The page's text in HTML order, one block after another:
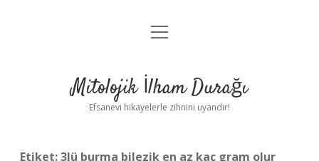
Anasayfa
Yasal Uyarı
menüyü
Mitolojik İlham Durağı
Efsanevi hikayelerle zihnini uyandır!
Etiket:3lü burma bilezik en az kaç gram olur